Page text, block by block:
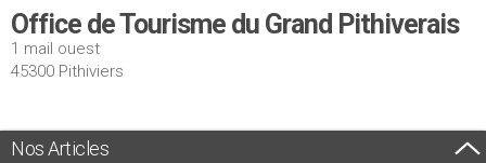
Office de Tourisme du Grand Pithiverais
1 mail ouest
45300 Pithiviers
Nos Articles